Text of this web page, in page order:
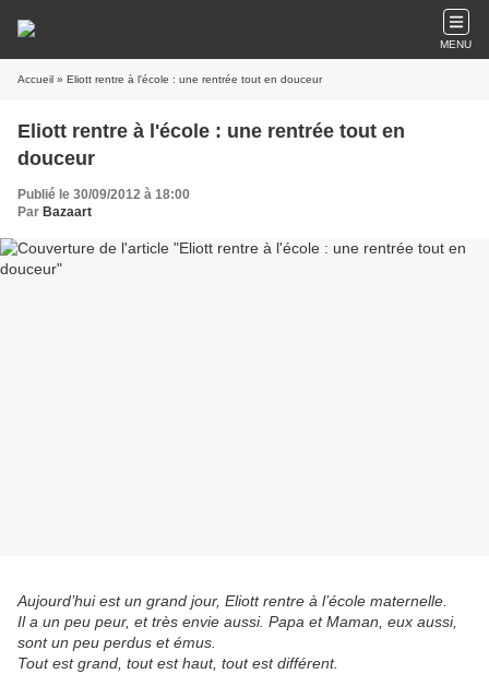
MENU
Accueil » Eliott rentre à l'école : une rentrée tout en douceur
Eliott rentre à l'école : une rentrée tout en
douceur
Publié le 30/09/2012 à 18:00
Par Bazaart
Aujourd’hui est un grand jour, Eliott rentre à l’école maternelle.
Il a un peu peur, et très envie aussi. Papa et Maman, eux aussi,
sont un peu perdus et émus.
Tout est grand, tout est haut, tout est différent.